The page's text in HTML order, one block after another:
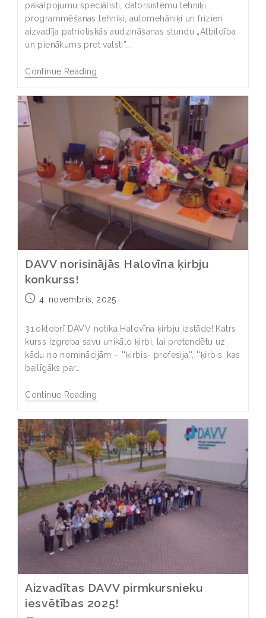
pakalpojumu speciālisti, datorsistēmu tehniķi,
programmēšanas tehniķi, automehāniķi un frizieri
aizvadīja patriotiskās audzināšanas stundu „Atbildība
un pienākums pret valsti”…
Continue Reading
DAVV norisinājās Halovīna ķirbju
konkurss!
4. novembris, 2025
31.oktobrī DAVV notika Halovīna ķirbju izstāde! Katrs
kurss izgreba savu unikālo ķirbi, lai pretendētu uz
kādu no nominācijām – ''ķirbis- profesija'', ''ķirbis, kas
bailīgāks par…
Continue Reading
Aizvadītas DAVV pirmkursnieku
iesvētības 2025!